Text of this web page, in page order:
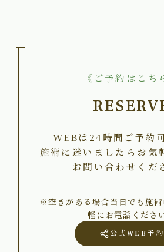
《ご予約はこち
WEBは24時間ご予約
施術に迷いましたらお気
お問い合わせくだ
※空きがある場合当日でも施
軽にお電話ください
公式WEB予約